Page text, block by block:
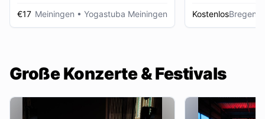
€17 Meiningen • Yogastuba Meiningen KostenlosBregenz
Große Konzerte & Festivals